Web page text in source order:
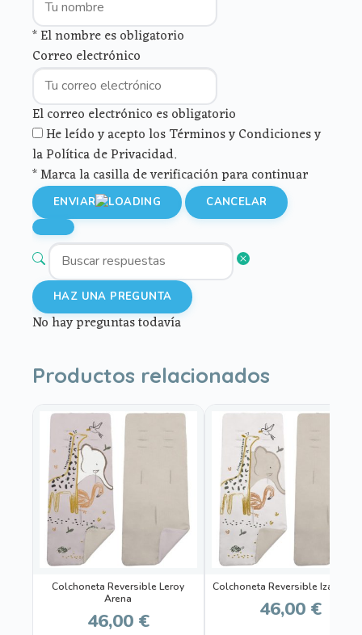
* El nombre es obligatorio
Correo electrónico
El correo electrónico es obligatorio
He leído y acepto los Términos y Condiciones y
la Política de Privacidad.
* Marca la casilla de verificación para continuar
ENVIAR CANCELAR
HAZ UNA PREGUNTA
No hay preguntas todavía
Productos relacionados
Colchoneta Reversible Leroy
Arena
46,00 €
Colchoneta Reversible Izan
46,00 €